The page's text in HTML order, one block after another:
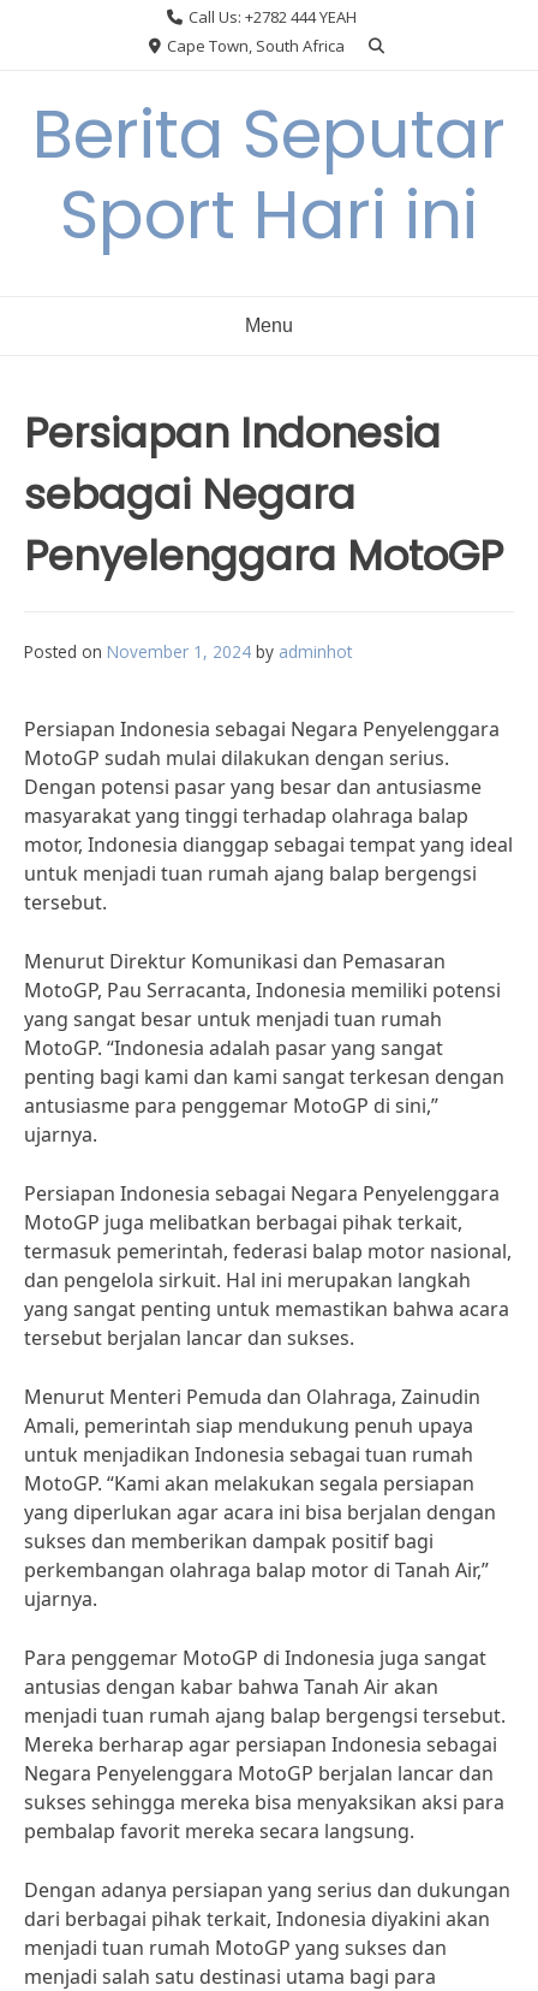
Call Us: +2782 444 YEAH
Cape Town, South Africa
Berita Seputar
Sport Hari ini
Menu
Persiapan Indonesia
sebagai Negara
Penyelenggara MotoGP
Posted on November 1, 2024 by adminhot
Persiapan Indonesia sebagai Negara Penyelenggara
MotoGP sudah mulai dilakukan dengan serius.
Dengan potensi pasar yang besar dan antusiasme
masyarakat yang tinggi terhadap olahraga balap
motor, Indonesia dianggap sebagai tempat yang ideal
untuk menjadi tuan rumah ajang balap bergengsi
tersebut.
Menurut Direktur Komunikasi dan Pemasaran
MotoGP, Pau Serracanta, Indonesia memiliki potensi
yang sangat besar untuk menjadi tuan rumah
MotoGP. “Indonesia adalah pasar yang sangat
penting bagi kami dan kami sangat terkesan dengan
antusiasme para penggemar MotoGP di sini,”
ujarnya.
Persiapan Indonesia sebagai Negara Penyelenggara
MotoGP juga melibatkan berbagai pihak terkait,
termasuk pemerintah, federasi balap motor nasional,
dan pengelola sirkuit. Hal ini merupakan langkah
yang sangat penting untuk memastikan bahwa acara
tersebut berjalan lancar dan sukses.
Menurut Menteri Pemuda dan Olahraga, Zainudin
Amali, pemerintah siap mendukung penuh upaya
untuk menjadikan Indonesia sebagai tuan rumah
MotoGP. “Kami akan melakukan segala persiapan
yang diperlukan agar acara ini bisa berjalan dengan
sukses dan memberikan dampak positif bagi
perkembangan olahraga balap motor di Tanah Air,”
ujarnya.
Para penggemar MotoGP di Indonesia juga sangat
antusias dengan kabar bahwa Tanah Air akan
menjadi tuan rumah ajang balap bergengsi tersebut.
Mereka berharap agar persiapan Indonesia sebagai
Negara Penyelenggara MotoGP berjalan lancar dan
sukses sehingga mereka bisa menyaksikan aksi para
pembalap favorit mereka secara langsung.
Dengan adanya persiapan yang serius dan dukungan
dari berbagai pihak terkait, Indonesia diyakini akan
menjadi tuan rumah MotoGP yang sukses dan
menjadi salah satu destinasi utama bagi para